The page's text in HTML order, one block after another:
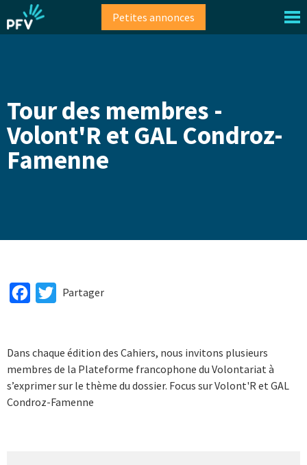
au
contenu
Petites annonces
Tour des membres -
Volont'R et GAL Condroz-
Famenne
FacebookTwitter
Partager
Dans chaque édition des Cahiers, nous invitons plusieurs
membres de la Plateforme francophone du Volontariat à
s’exprimer sur le thème du dossier. Focus sur Volont'R et GAL
Condroz-Famenne